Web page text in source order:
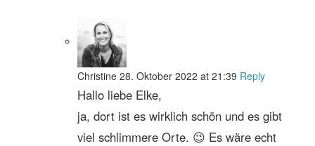
Christine 28. Oktober 2022 at 21:39 Reply
Hallo liebe Elke,
ja, dort ist es wirklich schön und es gibt
viel schlimmere Orte. 😉 Es wäre echt